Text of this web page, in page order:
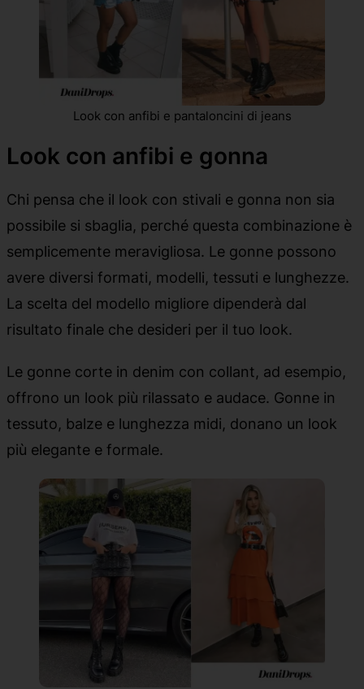
Look con anfibi e pantaloncini di jeans
Look con anfibi e gonna
Chi pensa che il look con stivali e gonna non sia
possibile si sbaglia, perché questa combinazione è
semplicemente meravigliosa. Le gonne possono
avere diversi formati, modelli, tessuti e lunghezze.
La scelta del modello migliore dipenderà dal
risultato finale che desideri per il tuo look.
Le gonne corte in denim con collant, ad esempio,
offrono un look più rilassato e audace. Gonne in
tessuto, balze e lunghezza midi, donano un look
più elegante e formale.